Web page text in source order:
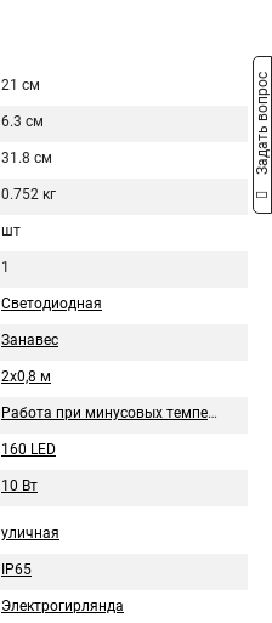
21 см
6.3 см
31.8 см
0.752 кг
шт
1
Светодиодная
Занавес
2x0,8 м
Работа при минусовых температурах
160 LED
10 Вт
уличная
IP65
Электрогирлянда
Задать вопрос